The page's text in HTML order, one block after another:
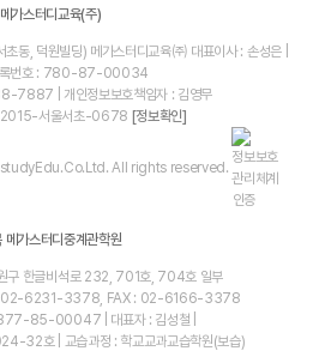
메가스터디교육(주)
동, 덕원빌딩) 메가스터디교육㈜ 대표이사 : 손성은 |
록번호 : 780-87-00034
7887 | 개인정보보호책임자 : 김영무
: 2015-서울서초-0678 [정보확인]
All rights reserved.
메가스터디중계관학원
구 한글비석로 232, 701호, 704호 일부
: 02-6231-3378, FAX : 02-6166-3378
877-85-00047 | 대표자 : 김성철 |
32호 | 교습과정 : 학교교과교습학원(보습)